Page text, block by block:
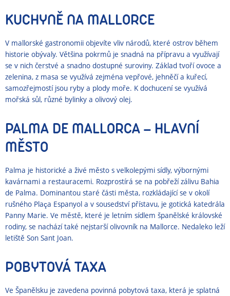
KUCHYNĚ NA MALLORCE
V mallorské gastronomii objevíte vliv národů, které ostrov během
historie obývaly. Většina pokrmů je snadná na přípravu a využívají
se v nich čerstvé a snadno dostupné suroviny. Základ tvoří ovoce a
zelenina, z masa se využívá zejména vepřové, jehněčí a kuřecí,
samozřejmostí jsou ryby a plody moře. K dochucení se využívá
mořská sůl, různé bylinky a olivový olej.
PALMA DE MALLORCA – HLAVNÍ
MĚSTO
Palma je historické a živé město s velkolepými sídly, výbornými
kavárnami a restauracemi. Rozprostírá se na pobřeží zálivu Bahia
de Palma. Dominantou staré části města, rozkládající se v okolí
rušného Plaça Espanyol a v sousedství přístavu, je gotická katedrála
Panny Marie. Ve městě, které je letním sídlem španělské královské
rodiny, se nachází také nejstarší olivovník na Mallorce. Nedaleko leží
letiště Son Sant Joan.
POBYTOVÁ TAXA
Ve Španělsku je zavedena povinná pobytová taxa, která je splatná